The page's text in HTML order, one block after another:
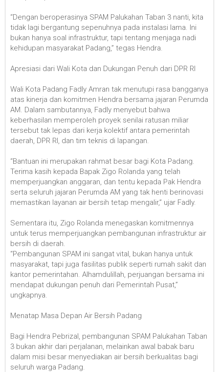
“Dengan beroperasinya SPAM Palukahan Taban 3 nanti, kita
tidak lagi bergantung sepenuhnya pada instalasi lama. Ini
bukan hanya soal infrastruktur, tapi tentang menjaga nadi
kehidupan masyarakat Padang,” tegas Hendra.
Apresiasi dari Wali Kota dan Dukungan Penuh dari DPR RI
Wali Kota Padang Fadly Amran tak menutupi rasa bangganya
atas kinerja dan komitmen Hendra bersama jajaran Perumda
AM. Dalam sambutannya, Fadly menyebut bahwa
keberhasilan memperoleh proyek senilai ratusan miliar
tersebut tak lepas dari kerja kolektif antara pemerintah
daerah, DPR RI, dan tim teknis di lapangan.
“Bantuan ini merupakan rahmat besar bagi Kota Padang.
Terima kasih kepada Bapak Zigo Rolanda yang telah
memperjuangkan anggaran, dan tentu kepada Pak Hendra
serta seluruh jajaran Perumda AM yang tak henti berinovasi
memastikan layanan air bersih tetap mengalir,” ujar Fadly.
Sementara itu, Zigo Rolanda menegaskan komitmennya
untuk terus memperjuangkan pembangunan infrastruktur air
bersih di daerah.
“Pembangunan SPAM ini sangat vital, bukan hanya untuk
masyarakat, tapi juga fasilitas publik seperti rumah sakit dan
kantor pemerintahan. Alhamdulillah, perjuangan bersama ini
mendapat dukungan penuh dari Pemerintah Pusat,”
ungkapnya.
Menatap Masa Depan Air Bersih Padang
Bagi Hendra Pebrizal, pembangunan SPAM Palukahan Taban
3 bukan akhir dari perjalanan, melainkan awal babak baru
dalam misi besar menyediakan air bersih berkualitas bagi
seluruh warga Padang.